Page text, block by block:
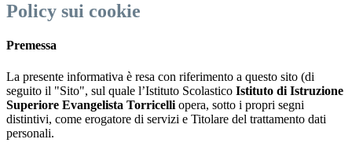
Policy sui cookie
Premessa
La presente informativa è resa con riferimento a questo sito (di
seguito il "Sito", sul quale l’Istituto Scolastico Istituto di Istruzione
Superiore Evangelista Torricelli opera, sotto i propri segni
distintivi, come erogatore di servizi e Titolare del trattamento dati
personali.